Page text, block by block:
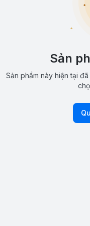
Sản
Sản phẩm này hiện tại